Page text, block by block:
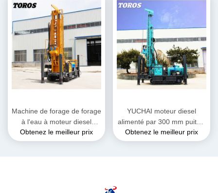
Machine de forage de forage
à l'eau à moteur diesel
Diamètre de forage 140-325
mm
Obtenez le meilleur prix
YUCHAI moteur diesel
alimenté par 300 mm puits à
eau de forage 7000 kg de
poids
Obtenez le meilleur prix